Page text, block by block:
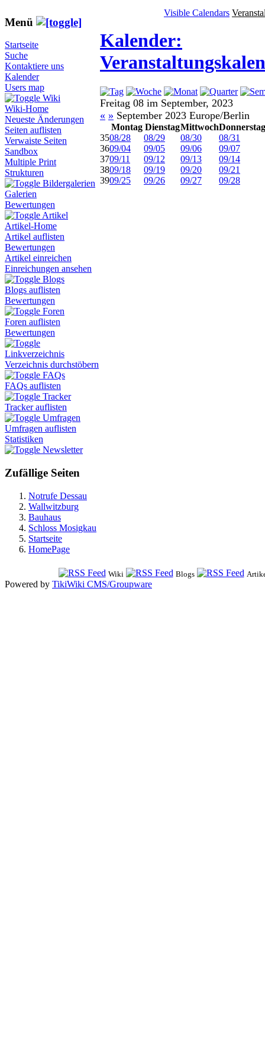
Menü
Startseite
Suche
Kontaktiere uns
Kalender
Users map
Wiki
Wiki-Home
Neueste Änderungen
Seiten auflisten
Verwaiste Seiten
Sandbox
Multiple Print
Strukturen
Bildergalerien
Galerien
Bewertungen
Artikel
Artikel-Home
Artikel auflisten
Bewertungen
Artikel einreichen
Einreichungen ansehen
Blogs
Blogs auflisten
Bewertungen
Foren
Foren auflisten
Bewertungen
Linkverzeichnis
Verzeichnis durchstöbern
FAQs
FAQs auflisten
Tracker
Tracker auflisten
Umfragen
Umfragen auflisten
Statistiken
Newsletter
Zufällige Seiten
Notrufe Dessau
Wallwitzburg
Bauhaus
Schloss Mosigkau
Startseite
HomePage
Visible Calendars
Kalender:
Freitag 08 im September, 2023
« » September 2023 Europe/Berlin
Montag DienstagMittwochDonnerstag
3508/28 08/29 08/30
08/31
3609/04 09/05 09/06
09/07
3709/11 09/12 09/13
09/14
3809/18 09/19 09/20
09/21
3909/25 09/26 09/27 09/28
Wiki Blogs
Powered by TikiWiki CMS/Groupware